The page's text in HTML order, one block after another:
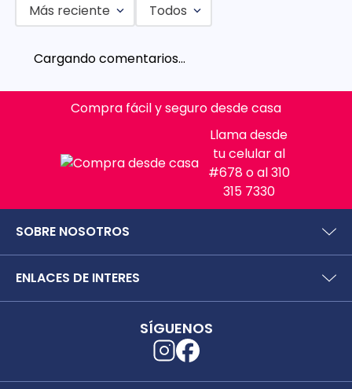
Más reciente Todos
Cargando comentarios…
Compra fácil y seguro desde casa
Llama desde
tu celular al
#678 o al 310
315 7330
SOBRE NOSOTROS
Preguntas frecuentes
Políticas y términos de uso
Términos y condiciones puntos saludables
Separata digital
ENLACES DE INTERES
SÍGUENOS